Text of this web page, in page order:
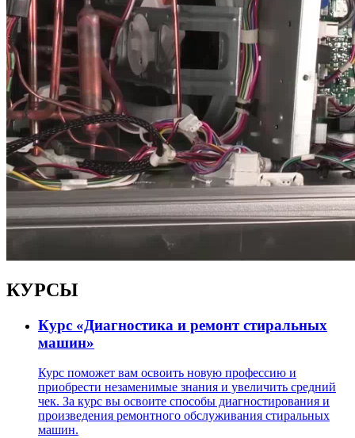
КУРСЫ
Курс «Диагностика и ремонт стиральных
машин»
Курс поможет вам освоить новую профессию и
приобрести незаменимые знания и увеличить средний
чек. За курс вы освоите способы диагностирования и
произведения ремонтного обслуживания стиральных
машин.